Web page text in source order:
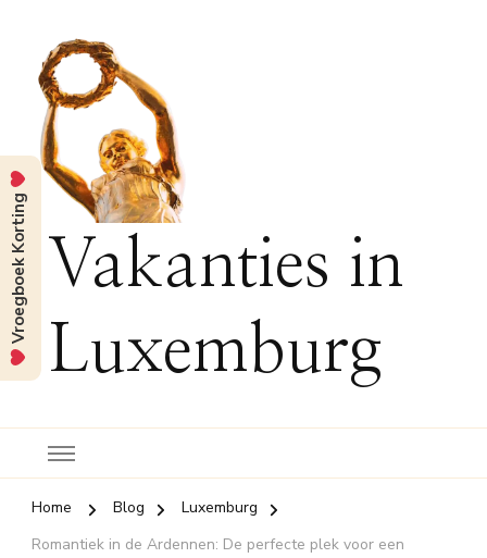
Vakanties in
Luxemburg
Home Blog
Luxemburg
Romantiek in de Ardennen: De perfecte plek voor een
Vroegboek Korting